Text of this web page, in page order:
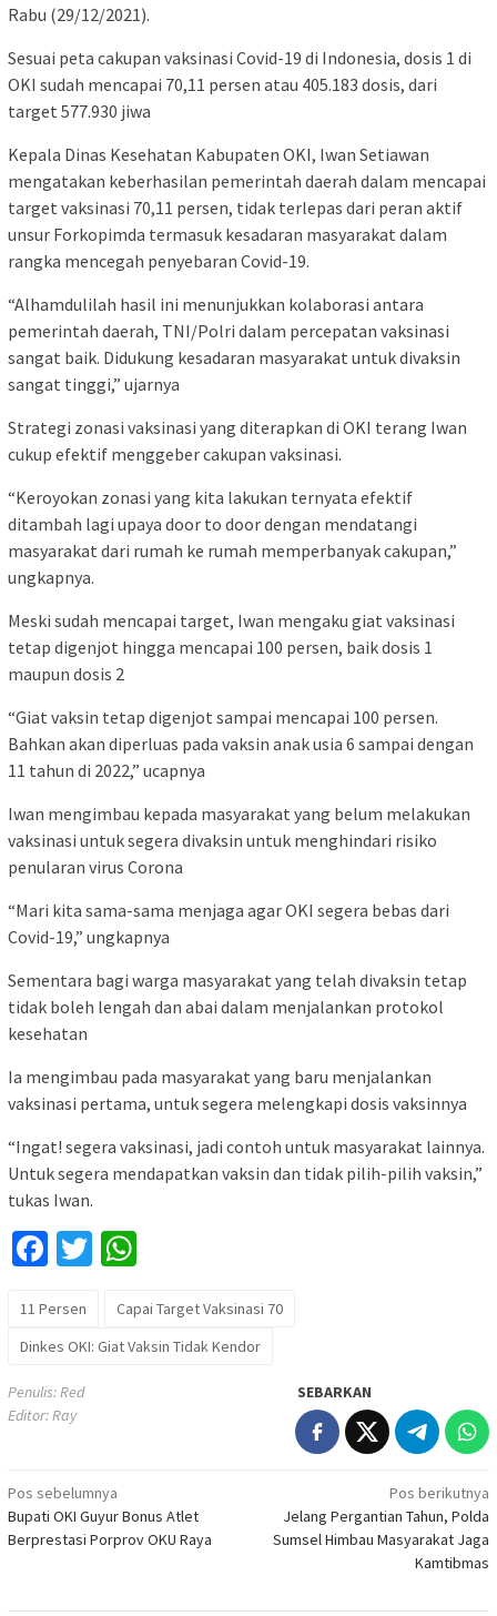
Rabu (29/12/2021).
Sesuai peta cakupan vaksinasi Covid-19 di Indonesia, dosis 1 di
OKI sudah mencapai 70,11 persen atau 405.183 dosis, dari
target 577.930 jiwa
Kepala Dinas Kesehatan Kabupaten OKI, Iwan Setiawan
mengatakan keberhasilan pemerintah daerah dalam mencapai
target vaksinasi 70,11 persen, tidak terlepas dari peran aktif
unsur Forkopimda termasuk kesadaran masyarakat dalam
rangka mencegah penyebaran Covid-19.
“Alhamdulilah hasil ini menunjukkan kolaborasi antara
pemerintah daerah, TNI/Polri dalam percepatan vaksinasi
sangat baik. Didukung kesadaran masyarakat untuk divaksin
sangat tinggi,” ujarnya
Strategi zonasi vaksinasi yang diterapkan di OKI terang Iwan
cukup efektif menggeber cakupan vaksinasi.
“Keroyokan zonasi yang kita lakukan ternyata efektif
ditambah lagi upaya door to door dengan mendatangi
masyarakat dari rumah ke rumah memperbanyak cakupan,”
ungkapnya.
Meski sudah mencapai target, Iwan mengaku giat vaksinasi
tetap digenjot hingga mencapai 100 persen, baik dosis 1
maupun dosis 2
“Giat vaksin tetap digenjot sampai mencapai 100 persen.
Bahkan akan diperluas pada vaksin anak usia 6 sampai dengan
11 tahun di 2022,” ucapnya
Iwan mengimbau kepada masyarakat yang belum melakukan
vaksinasi untuk segera divaksin untuk menghindari risiko
penularan virus Corona
“Mari kita sama-sama menjaga agar OKI segera bebas dari
Covid-19,” ungkapnya
Sementara bagi warga masyarakat yang telah divaksin tetap
tidak boleh lengah dan abai dalam menjalankan protokol
kesehatan
Ia mengimbau pada masyarakat yang baru menjalankan
vaksinasi pertama, untuk segera melengkapi dosis vaksinnya
“Ingat! segera vaksinasi, jadi contoh untuk masyarakat lainnya.
Untuk segera mendapatkan vaksin dan tidak pilih-pilih vaksin,”
tukas Iwan.
Facebook
Twitter
11 Persen
Capai Target Vaksinasi 70
Dinkes OKI: Giat Vaksin Tidak Kendor
Penulis: Red
Editor: Ray
SEBARKAN
Navigasi
pos
Pos sebelumnya
Bupati OKI Guyur Bonus Atlet
Berprestasi Porprov OKU Raya
Pos berikutnya
Jelang Pergantian Tahun, Polda
Sumsel Himbau Masyarakat Jaga
Kamtibmas